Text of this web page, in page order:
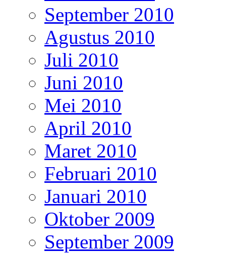
September 2010
Agustus 2010
Juli 2010
Juni 2010
Mei 2010
April 2010
Maret 2010
Februari 2010
Januari 2010
Oktober 2009
September 2009